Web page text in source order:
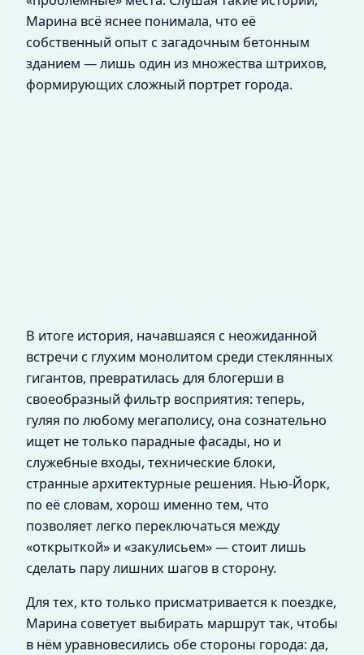
Марина всё яснее понимала, что её
собственный опыт с загадочным бетонным
зданием — лишь один из множества штрихов,
формирующих сложный портрет города.
В итоге история, начавшаяся с неожиданной
встречи с глухим монолитом среди стеклянных
гигантов, превратилась для блогерши в
своеобразный фильтр восприятия: теперь,
гуляя по любому мегаполису, она сознательно
ищет не только парадные фасады, но и
служебные входы, технические блоки,
странные архитектурные решения. Нью-Йорк,
по её словам, хорош именно тем, что
позволяет легко переключаться между
«открыткой» и «закулисьем» — стоит лишь
сделать пару лишних шагов в сторону.
Для тех, кто только присматривается к поездке,
Марина советует выбирать маршрут так, чтобы
в нём уравновесились обе стороны города: да,